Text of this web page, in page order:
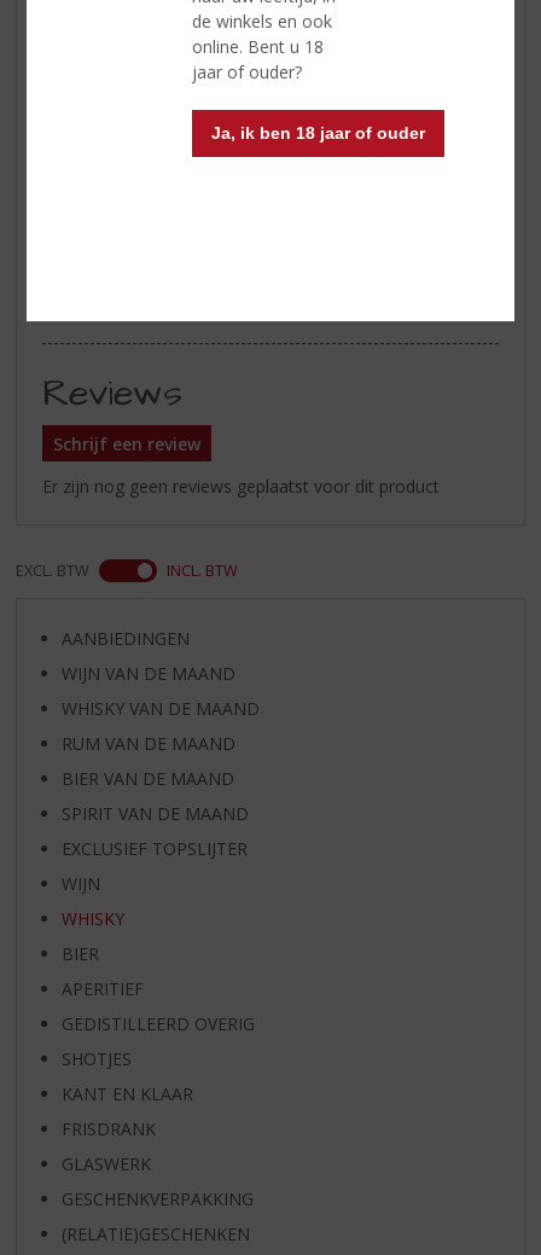
de winkels en ook
online. Bent u 18
jaar of ouder?
Ja, ik ben 18 jaar of ouder
.
Fruitig en vooral zeer toegankelijk
en licht
Malt Whisky online kopen of
Reviews
Schrijf een review
Er zijn nog geen reviews geplaatst voor dit product
EXCL. BTW INCL. BTW
AANBIEDINGEN
WIJN VAN DE MAAND
WHISKY VAN DE MAAND
RUM VAN DE MAAND
BIER VAN DE MAAND
SPIRIT VAN DE MAAND
EXCLUSIEF TOPSLIJTER
WIJN
WHISKY
BIER
APERITIEF
GEDISTILLEERD OVERIG
SHOTJES
KANT EN KLAAR
FRISDRANK
GLASWERK
GESCHENKVERPAKKING
(RELATIE)GESCHENKEN